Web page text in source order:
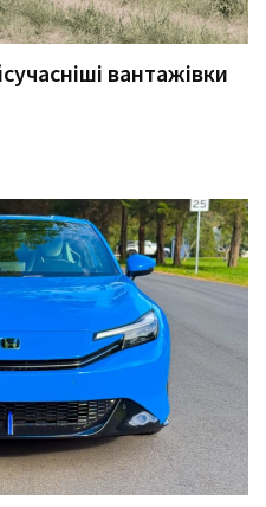
вантажівки